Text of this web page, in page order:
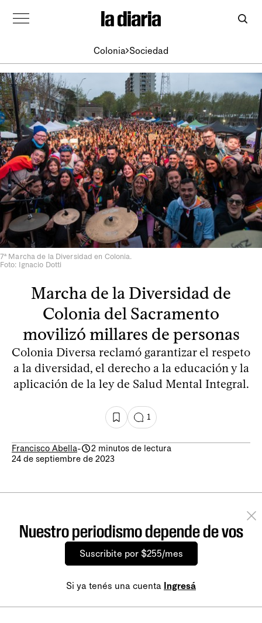
Colonia Sociedad
7ª Marcha de la Diversidad en Colonia.
Foto: Ignacio Dotti
Marcha de la Diversidad de
Colonia del Sacramento
movilizó millares de personas
Colonia Diversa reclamó garantizar el respeto
a la diversidad, el derecho a la educación y la
aplicación de la ley de Salud Mental Integral.
1
Francisco Abella-
2 minutos de lectura
24 de septiembre de 2023
Nuestro periodismo depende de vos
Suscribite por $255/mes
Si ya tenés una cuenta Ingresá